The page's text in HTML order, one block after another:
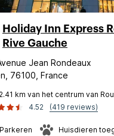
Holiday Inn Express
Rive Gauche
Jean Rondeaux
76100, France
km van het centrum van
4.52
(419 reviews)
Parkeren Huisdieren